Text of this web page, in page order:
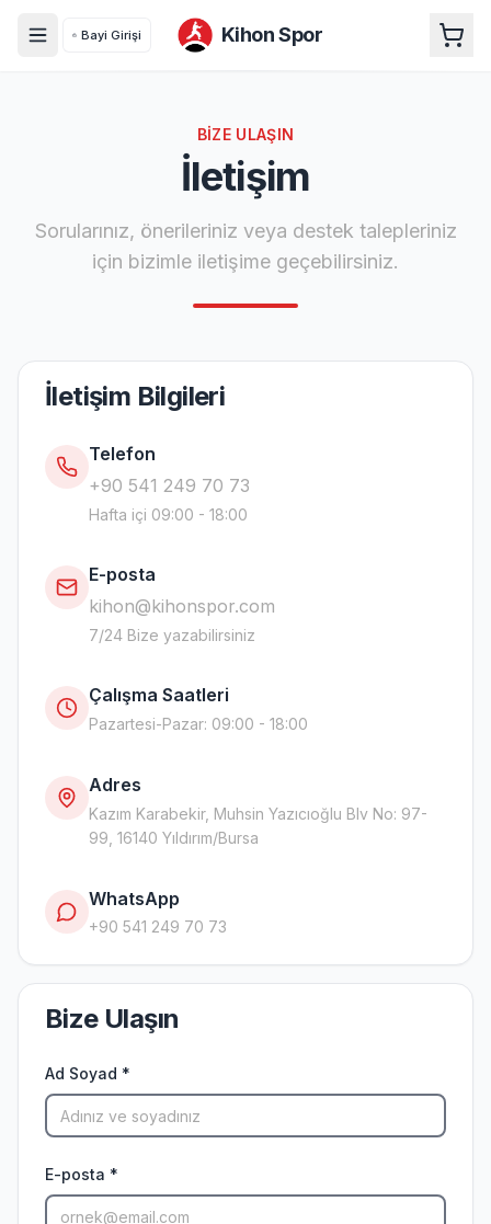
Bayi Girişi Kihon Spor
BIZE ULAŞIN
İletişim
Sorularınız, önerileriniz veya destek talepleriniz
için bizimle iletişime geçebilirsiniz.
İletişim Bilgileri
Telefon
+90 541 249 70 73
Hafta içi 09:00 - 18:00
E-posta
kihon@kihonspor.com
7/24 Bize yazabilirsiniz
Çalışma Saatleri
Pazartesi-Pazar: 09:00 - 18:00
Adres
Kazım Karabekir, Muhsin Yazıcıoğlu Blv No: 97-
99, 16140 Yıldırım/Bursa
WhatsApp
+90 541 249 70 73
Bize Ulaşın
Ad Soyad *
E-posta *